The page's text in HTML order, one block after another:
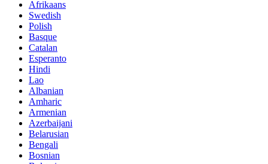
Afrikaans
Swedish
Polish
Basque
Catalan
Esperanto
Hindi
Lao
Albanian
Amharic
Armenian
Azerbaijani
Belarusian
Bengali
Bosnian